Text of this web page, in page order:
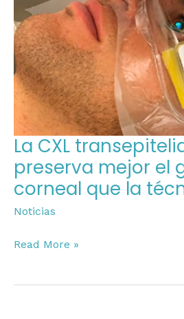
La CXL
preserva mejor el
corneal que la
Noticias
acelerada
preserva
mejor
el
grosor
corneal
que
la
técnica
epi-
off
Read More »